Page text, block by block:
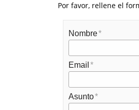
Por favor, rellene el
Nombre
Email
Asunto